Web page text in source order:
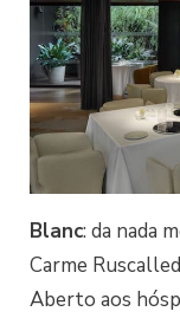
Blanc: da nada
Carme
Aberto aos